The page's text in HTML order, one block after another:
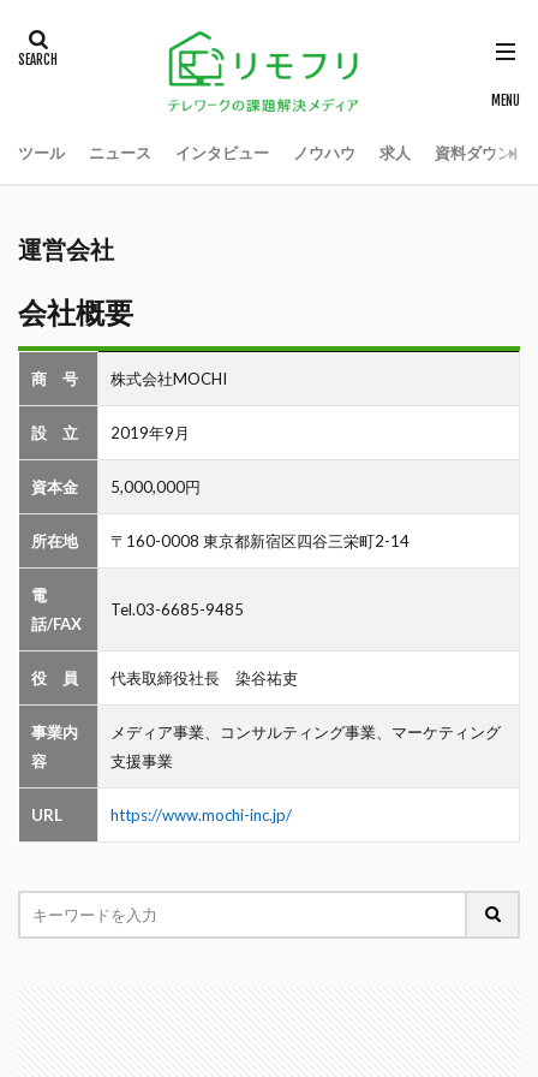
ツール ニュース インタビュー ノウハウ 求人 資料ダウンロ
運営会社
会社概要
商 号 株式会社MOCHI
設 立 2019年9月
資本金 5,000,000円
所在地 〒160-0008 東京都新宿区四谷三栄町2-14
電
話/FAX
Tel.03-6685-9485
役 員 代表取締役社長 染谷祐吏
事業内
容
メディア事業、コンサルティング事業、マーケティング
支援事業
URL https://www.mochi-inc.jp/